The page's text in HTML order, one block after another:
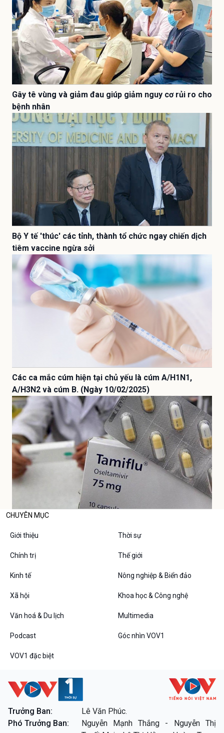
Gây tê vùng và giảm đau giúp giảm nguy cơ rủi ro cho
bệnh nhân
Bộ Y tế 'thúc' các tỉnh, thành tổ chức ngay chiến dịch
tiêm vaccine ngừa sởi
Các ca mắc cúm hiện tại chủ yếu là cúm A/H1N1,
A/H3N2 và cúm B. (Ngày 10/02/2025)
CHUYÊN MỤC
Giới thiệu Thời sự
Chính trị Thế giới
Kinh tế Nông nghiệp & Biển đảo
Xã hội Khoa học & Công nghệ
Văn hoá & Du lịch Multimedia
Podcast Góc nhìn VOV1
VOV1 đặc biệt
Trưởng Ban:
Lê Văn Phúc.
Phó Trưởng Ban:
Nguyễn Mạnh Thắng - Nguyễn Thị